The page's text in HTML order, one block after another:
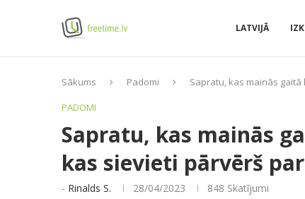
LATVIJĀ
Sākums Padomi
Sapratu, kas mainās
PADOMI
Sapratu, kas mainās
kas sievieti pārvērš
- Rinalds S. 28/04/2023 848 Skatījumi